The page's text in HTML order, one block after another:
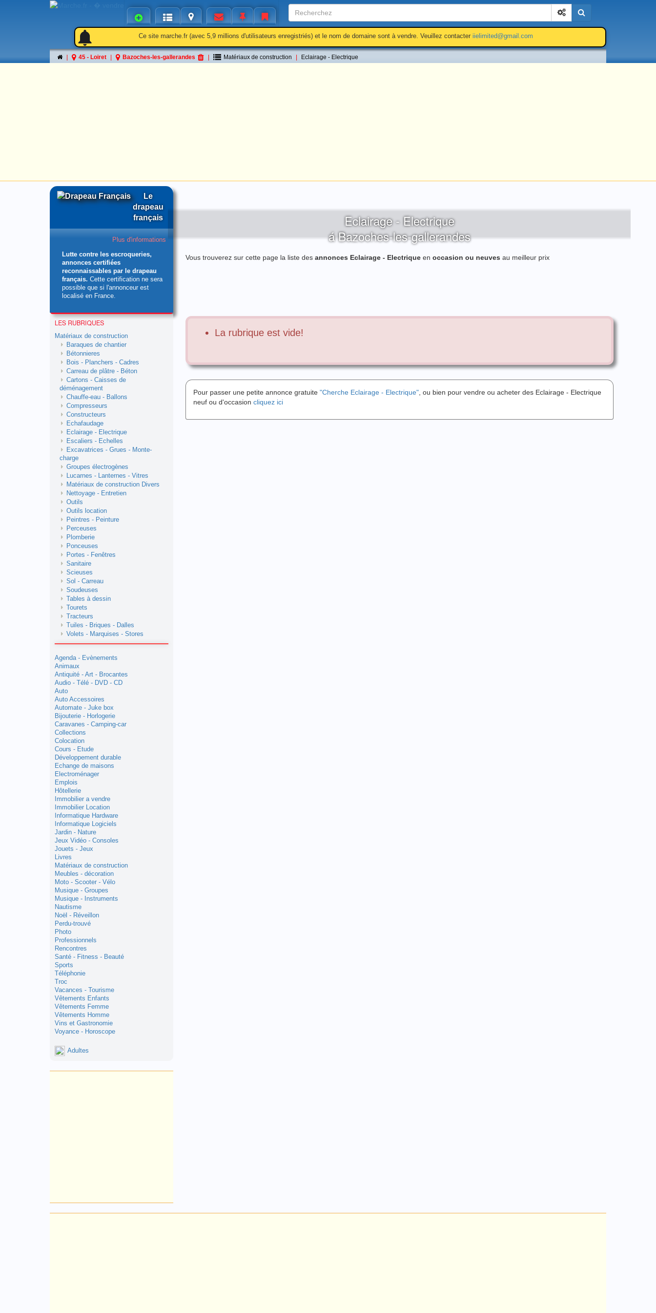
Cherchez
notifications_active
notifications
notifications Ce site marche.fr (avec 5,9 millions d'utilisateurs enregistriés) et le nom de domaine sont à vendre. Veuillez contacter iielimited@gmail.com
45 - Loiret Bazoches-les-gallerandes Matériaux de construction Eclairage - Electrique
Eclairage - Electrique
á Bazoches-les-gallerandes
Vous trouverez sur cette page la liste des annonces Eclairage - Electriqueen occasion ou neuves au meilleur prix
La rubrique est vide!
Pour passer une petite annonce gratuite "Cherche Eclairage - Electrique", ou bien pour vendre ou acheter des Eclairage - Electrique
neuf ou d'occasion cliquez ici
Le
drapeau
français
Plus d'informations
Lutte contre les escroqueries,
annonces certifiées
reconnaissables par le drapeau
français. Cette certification ne sera
possible que si l'annonceur est
localisé en France.
LES RUBRIQUES
Matériaux de construction
Baraques de chantier
Bétonnieres
Bois - Planchers - Cadres
Carreau de plâtre - Béton
Cartons - Caisses de
déménagement
Chauffe-eau - Ballons
Compresseurs
Constructeurs
Echafaudage
Eclairage - Electrique
Escaliers - Echelles
Excavatrices - Grues - Monte-
charge
Groupes électrogènes
Lucarnes - Lanternes - Vitres
Matériaux de construction Divers
Nettoyage - Entretien
Outils
Outils location
Peintres - Peinture
Perceuses
Plomberie
Ponceuses
Portes - Fenêtres
Sanitaire
Scieuses
Sol - Carreau
Soudeuses
Tables à dessin
Tourets
Tracteurs
Tuiles - Briques - Dalles
Volets - Marquises - Stores
Agenda - Evènements
Animaux
Antiquité - Art - Brocantes
Audio - Télé - DVD - CD
Auto
Auto Accessoires
Automate - Juke box
Bijouterie - Horlogerie
Caravanes - Camping-car
Collections
Colocation
Cours - Etude
Développement durable
Echange de maisons
Electroménager
Emplois
Hôtellerie
Immobilier a vendre
Immobilier Location
Informatique Hardware
Informatique Logiciels
Jardin - Nature
Jeux Vidéo - Consoles
Jouets - Jeux
Livres
Matériaux de construction
Meubles - décoration
Moto - Scooter - Vélo
Musique - Groupes
Musique - Instruments
Nautisme
Noël - Réveillon
Perdu-trouvé
Photo
Professionnels
Rencontres
Santé - Fitness - Beauté
Sports
Téléphonie
Troc
Vacances - Tourisme
Vêtements Enfants
Vêtements Femme
Vêtements Homme
Vins et Gastronomie
Voyance - Horoscope
Adultes